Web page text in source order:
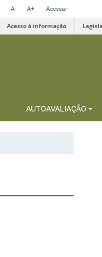
A- A+ Acessar
Acesso à informação
AUTOAVALIAÇÃO